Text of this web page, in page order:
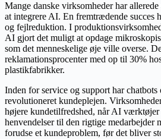
Mange danske virksomheder har
at integrere AI. En fremtrædende succes
og fejlreduktion. I
AI gjort det muligt at opdage
som det menneskelige øje ville overse.
reklamationsprocenter med op til 30%
plastikfabrikker.
Inden for service og support har chatbots
revolutioneret kundeplejen.
højere kundetilfredshed, når AI
henvendelser til den rigtige medarbejder
forudse et kundeproblem, før det bliver